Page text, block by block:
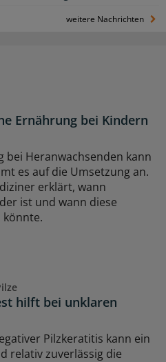
weitere Nachrichten
Ernährung bei Kindern
bei Heranwachsenden kann
es auf die Umsetzung an.
erklärt, wann
ist und wann diese
hilft bei unklaren
Pilzkeratitis kann ein
relativ zuverlässig die